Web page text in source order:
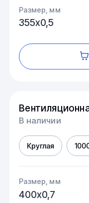
Размер, мм
355х0,5
В наличии
Круглая
Размер, мм
400х0,7